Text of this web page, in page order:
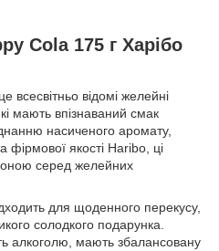
Cola 175 г Харібо
всесвітньо відомі желейні
мають впізнаваний смак
насиченого аромату,
фірмової якості Haribo, ці
серед желейних
для щоденного перекусу,
солодкого подарунка.
алкоголю, мають збалансовану